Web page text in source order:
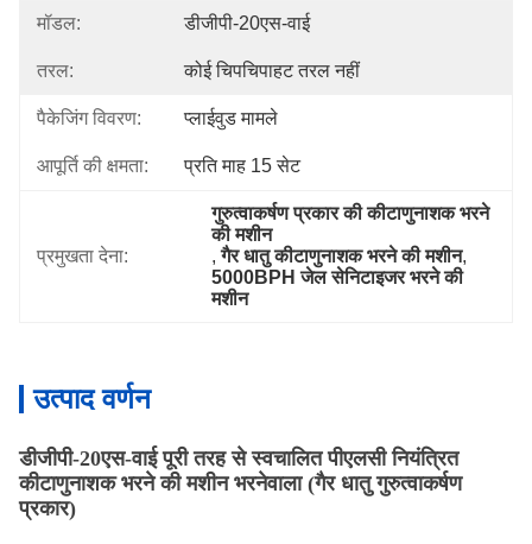
मॉडल: डीजीपी-20एस-वाई
तरल: कोई चिपचिपाहट तरल नहीं
पैकेजिंग विवरण: प्लाईवुड मामले
आपूर्ति की क्षमता: प्रति माह 15 सेट
प्रमुखता देना:
गुरुत्वाकर्षण प्रकार की कीटाणुनाशक भरने
की मशीन
, गैर धातु कीटाणुनाशक भरने की मशीन,
5000BPH जेल सेनिटाइजर भरने की
मशीन
उत्पाद वर्णन
डीजीपी-20एस-वाई पूरी तरह से स्वचालित पीएलसी नियंत्रित
कीटाणुनाशक भरने की मशीन भरनेवाला (गैर धातु गुरुत्वाकर्षण
प्रकार)